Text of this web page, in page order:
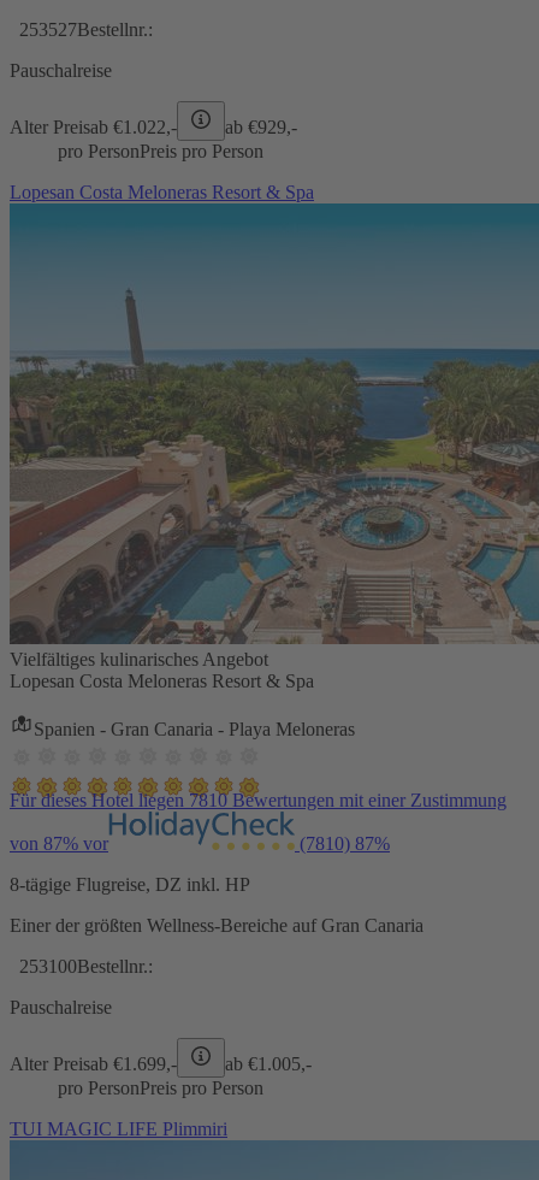
253527Bestellnr.:
Pauschalreise
Alter Preisab €1.022,- ab €929,-
pro PersonPreis pro Person
Lopesan Costa Meloneras Resort & Spa
Vielfältiges kulinarisches Angebot
Lopesan Costa Meloneras Resort & Spa
Spanien - Gran Canaria - Playa Meloneras
Für dieses Hotel liegen 7810 Bewertungen mit einer Zustimmung
von 87% vor (7810) 87%
8-tägige Flugreise, DZ inkl. HP
Einer der größten Wellness-Bereiche auf Gran Canaria
253100Bestellnr.:
Pauschalreise
Alter Preisab €1.699,- ab €1.005,-
pro PersonPreis pro Person
TUI MAGIC LIFE Plimmiri